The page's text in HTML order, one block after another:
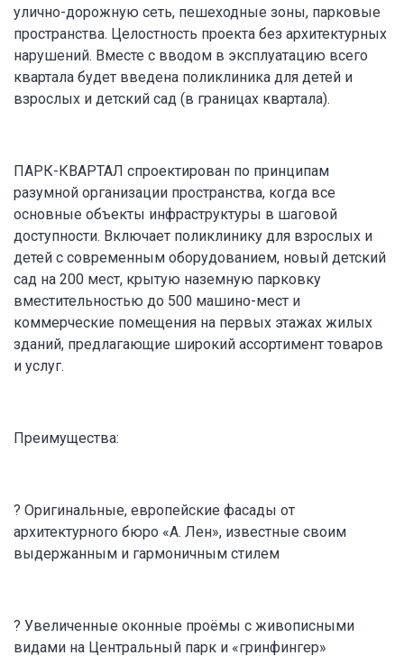
улично-дорожную сеть, пешеходные зоны, парковые
пространства. Целостность проекта без архитектурных
нарушений. Вместе с вводом в эксплуатацию всего
квартала будет введена поликлиника для детей и
взрослых и детский сад (в границах квартала).
ПАРК-КВАРТАЛ спроектирован по принципам
разумной организации пространства, когда все
основные объекты инфраструктуры в шаговой
доступности. Включает поликлинику для взрослых и
детей с современным оборудованием, новый детский
сад на 200 мест, крытую наземную парковку
вместительностью до 500 машино-мест и
коммерческие помещения на первых этажах жилых
зданий, предлагающие широкий ассортимент товаров
и услуг.
Преимущества:
? Оригинальные, европейские фасады от
архитектурного бюро «А. Лен», известные своим
выдержанным и гармоничным стилем
? Увеличенные оконные проёмы с живописными
видами на Центральный парк и «гринфингер»